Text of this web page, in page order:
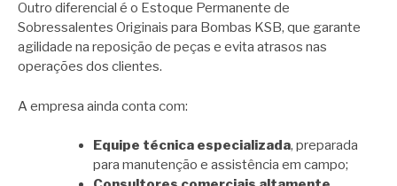
Outro diferencial é o Estoque Permanente de
Sobressalentes Originais para Bombas KSB, que garante
agilidade na reposição de peças e evita atrasos nas
operações dos clientes.
A empresa ainda conta com:
Equipe técnica especializada, preparada
para manutenção e assistência em campo;